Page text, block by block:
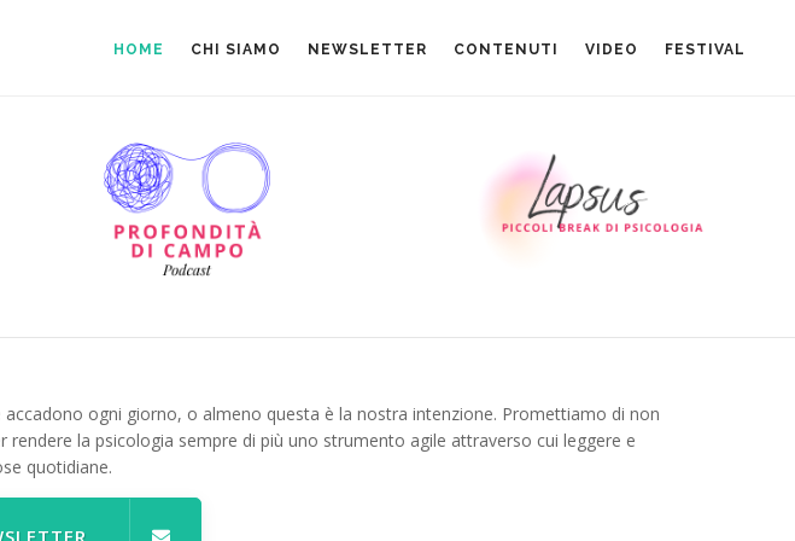
HOME CHI SIAMO NEWSLETTER CONTENUTI VIDEO FESTIVAL
ogni giorno, o almeno questa è la nostra intenzione. Promettiamo di non
la psicologia sempre di più uno strumento agile attraverso cui leggere e
quotidiane.